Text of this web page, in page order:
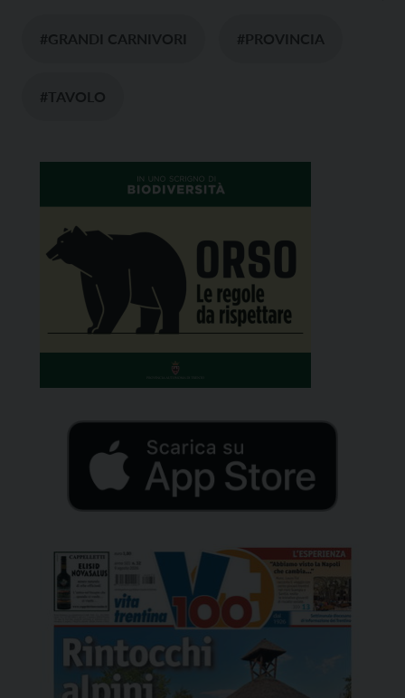
#GRANDI CARNIVORI #PROVINCIA
#TAVOLO